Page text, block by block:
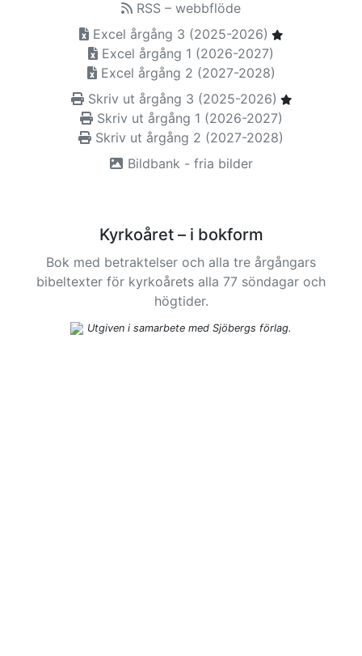
RSS – webbflöde
Excel årgång 3 (2025-2026)
Excel årgång 1 (2026-2027)
Excel årgång 2 (2027-2028)
Skriv ut årgång 3 (2025-2026)
Skriv ut årgång 1 (2026-2027)
Skriv ut årgång 2 (2027-2028)
Bildbank - fria bilder
Kyrkoåret – i bokform
Bok med betraktelser och alla tre årgångars
bibeltexter för kyrkoårets alla 77 söndagar och
högtider.
Utgiven i samarbete med Sjöbergs förlag.